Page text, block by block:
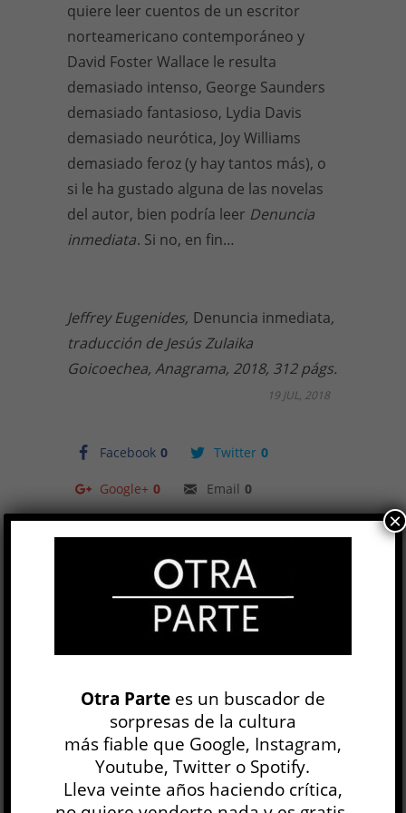
quiere leer cuentos de un escritor
norteamericano contemporáneo y
David Foster Wallace le resulta
demasiado intenso, George Saunders
demasiado fantasioso, Lydia Davis
demasiado neurótica, Joy Williams
demasiado feroz (y hay tantos más), o
si le ha gustado alguna de las novelas
del autor, bien podría leer Denuncia
inmediata. Si no, en fin…
Jeffrey Eugenides, Denuncia inmediata,
traducción de Jesús Zulaika
Goicoechea, Anagrama, 2018, 312 págs.
Facebook 0 Twitter 0
Google+ 0 Email 0
Telegram WhatsApp
19 JUL, 2018
Antigüedades
Cynthia Ozick
OTRAS LITERATURAS
30 JUL
Nada en la vitalidad de la prosa de Cynthia Ozick
permite columbrar la edad que consigna su
biografía. Mientras el calendario sigue
sumándole años, cada una de...
Otra Partees un buscador de
sorpresas de la cultura
más fiable que Google, Instagram,
Youtube, Twitter o Spotify.
Lleva veinte años haciendo crítica,
×